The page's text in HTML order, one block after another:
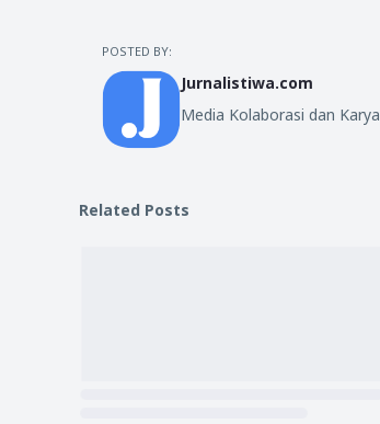
POSTED BY:
Jurnalistiwa.com
Media Kolaborasi dan Karya
Related Posts